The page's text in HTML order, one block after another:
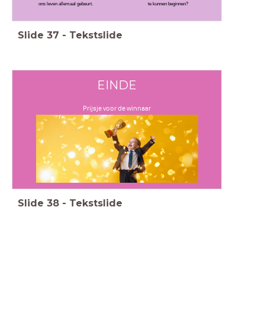
ons leven allemaal gebeurt.
te kunnen beginnen?
Slide 37 - Tekstslide
EINDE
Prijsje voor de winnaar
Slide 38 - Tekstslide